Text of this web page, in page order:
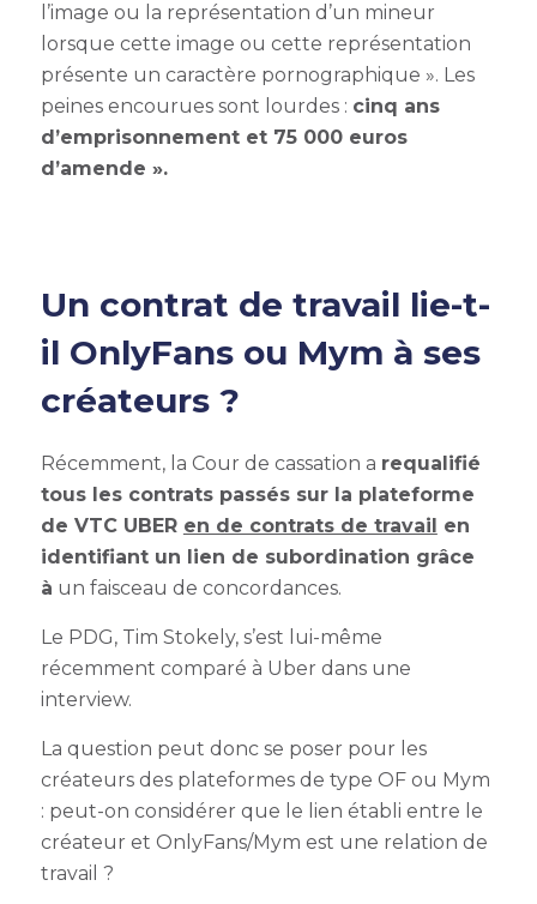
l’image ou la représentation d’un mineur
lorsque cette image ou cette représentation
présente un caractère pornographique ». Les
peines encourues sont lourdes : cinq ans
d’emprisonnement et 75 000 euros
d’amende ».
Un contrat de travail lie-t-
il OnlyFans ou Mym à ses
créateurs ?
Récemment, la Cour de cassation a requalifié
tous les contrats passés sur la plateforme
de VTC UBER en de contrats de travail en
identifiant un lien de subordination grâce
à un faisceau de concordances.
Le PDG, Tim Stokely, s’est lui-même
récemment comparé à Uber dans une
interview.
La question peut donc se poser pour les
créateurs des plateformes de type OF ou Mym
: peut-on considérer que le lien établi entre le
créateur et OnlyFans/Mym est une relation de
travail ?